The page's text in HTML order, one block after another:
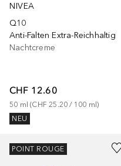
NIVEA
Q10
Anti-Falten Extra-Reichhaltig
Nachtcreme
CHF 12.60
50 ml (CHF 25.20 / 100 ml)
NEU
POINT ROUGE